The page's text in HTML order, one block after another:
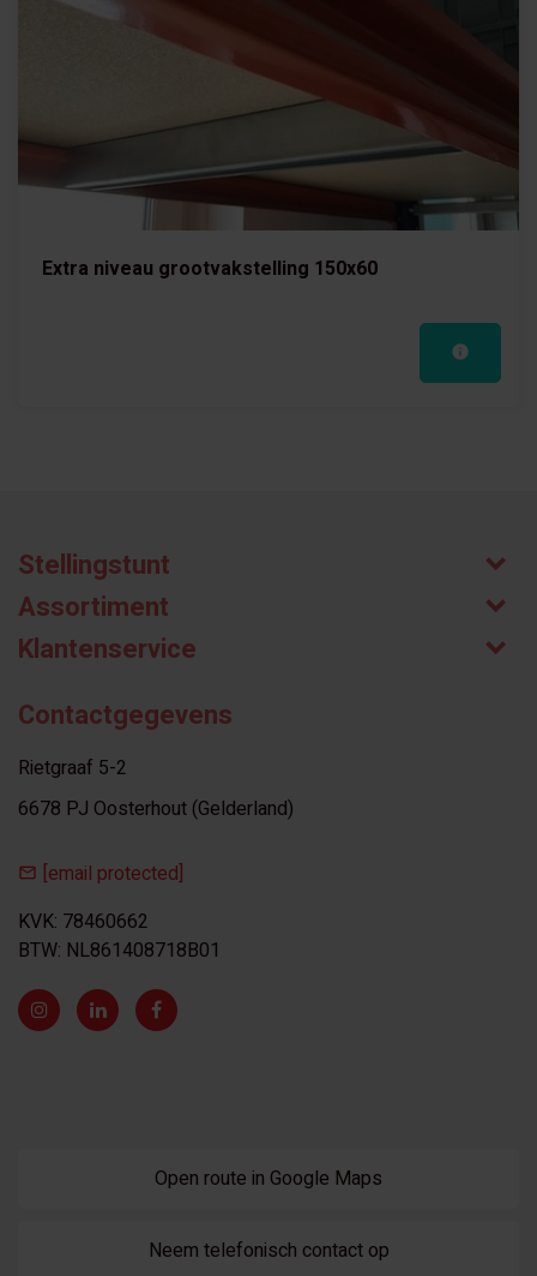
Extra niveau grootvakstelling 150x60
Stellingstunt
Assortiment
Klantenservice
Contactgegevens
Rietgraaf 5-2
6678 PJ Oosterhout (Gelderland)
[email protected]
KVK: 78460662
BTW: NL861408718B01
Open route in Google Maps
Neem telefonisch contact op